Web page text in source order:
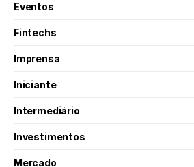
Eventos
Fintechs
Imprensa
Iniciante
Intermediário
Investimentos
Mercado